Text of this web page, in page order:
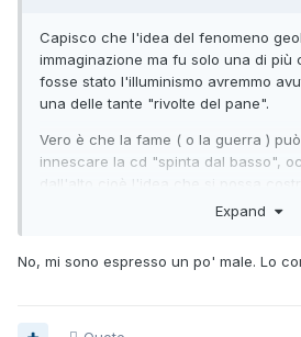
Capisco che l'idea del fenomeno
immaginazione ma fu solo una di più
fosse stato l'illuminismo avremmo
una delle tante "rivolte del pane".
Vero è che la fame ( o la guerra )
innescare la cd "spinta dal basso",
dall'alto cioè l'idea che si possa
sociale, in caso contrario la
situazioni sociali che in contesti
Expand
No, mi sono espresso un po' male. Lo